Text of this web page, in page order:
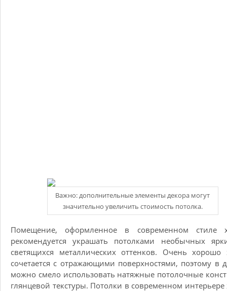
Важно: дополнительные элементы декора могут
значительно увеличить стоимость потолка.
Помещение, оформленное в современном стиле
рекомендуется украшать потолками необычных
светящихся металлических оттенков. Очень хорошо
сочетается с отражающими поверхностями, поэтому в
можно смело использовать натяжные потолочные
глянцевой текстуры. Потолки в современном интерьере